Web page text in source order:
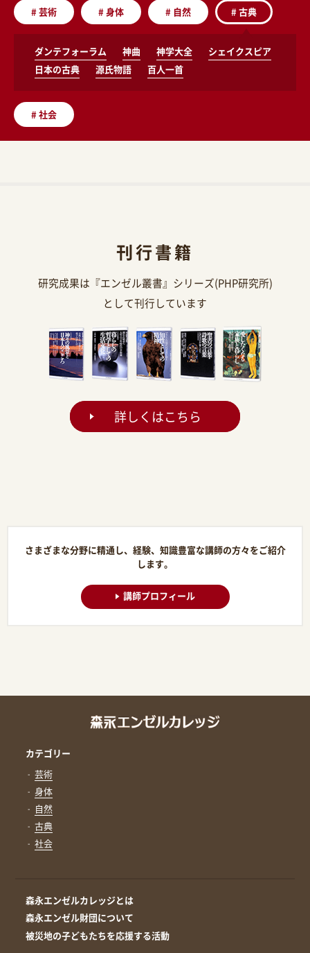
#芸術 #身体 # 自然 #古典
ダンテフォーラム 神曲 神学大全
シェイクスピア
日本の古典
源氏物語 百人一首
#社会
刊行書籍
研究成果は『エンゼル叢書』シリーズ(PHP研究所)
として刊行しています
詳しくはこちら
さまざまな分野に精通し、経験、知識豊富な講師の方々をご紹介
します。
講師プロフィール
カテゴリー
芸術
身体
自然
古典
社会
森永エンゼルカレッジとは
森永エンゼル財団について
被災地の子どもたちを応援する活動